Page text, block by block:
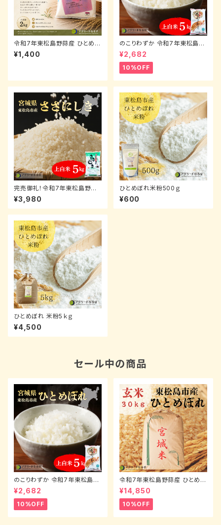
令和7年東松島野蒜産 ひとめぼ
れ（上白米）2kg
¥1,400
のこりわずか 令和7年東松島野
蒜産 ひとめぼれ（上白米）5kg
¥2,682
10%OFF
完売御礼！令和7年東松島野蒜
産 ササニシキ（上白米）
¥3,980
ひとめぼれ米粉500ｇ
¥600
ひとめぼれ 米粉5ｋｇ
¥4,500
セール中の商品
のこりわずか 令和7年東松島野
蒜産 ひとめぼれ（上白米）5kg
¥2,682
10%OFF
令和7年東松島野蒜産 ひとめぼ
れ（玄米）30kg
¥14,850
10%OFF